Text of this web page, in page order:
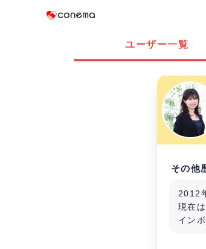
ユーザー一覧
その他
2012
現在
イン